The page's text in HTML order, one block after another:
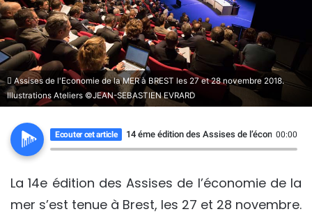
Assises de l'Economie de la MER à BREST les 27 et 28 novembre 2018.
Illustrations Ateliers ©JEAN-SEBASTIEN EVRARD
Ecouter cet article 14 éme édition des Assises de l’économie de
00:00
La 14e édition des Assises de l’économie de la
mer s’est tenue à Brest, les 27 et 28 novembre.